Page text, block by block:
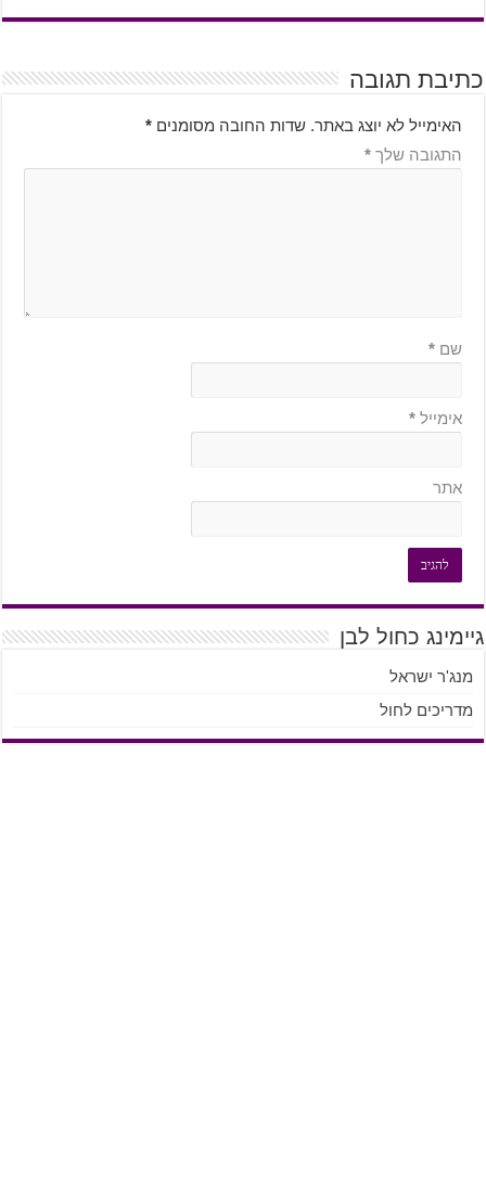
כתיבת תגובה
האימייל לא יוצג באתר. שדות החובה מסומנים *
התגובה שלך *
שם *
אימייל *
אתר
גיימינג כחול לבן
מנג'ר ישראל
מדריכים לחול